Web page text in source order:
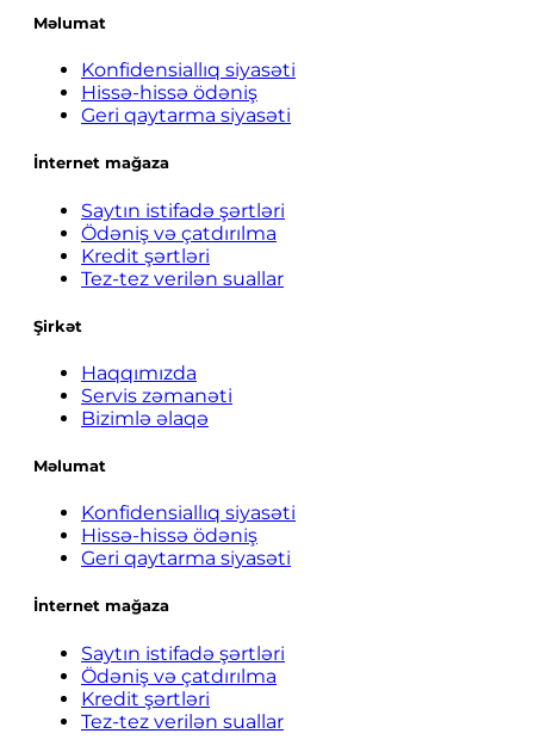
Məlumat
Konfidensiallıq siyasəti
Hissə-hissə ödəniş
Geri qaytarma siyasəti
İnternet mağaza
Saytın istifadə şərtləri
Ödəniş və çatdırılma
Kredit şərtləri
Tez-tez verilən suallar
Şirkət
Haqqımızda
Servis zəmanəti
Bizimlə əlaqə
Məlumat
Konfidensiallıq siyasəti
Hissə-hissə ödəniş
Geri qaytarma siyasəti
İnternet mağaza
Saytın istifadə şərtləri
Ödəniş və çatdırılma
Kredit şərtləri
Tez-tez verilən suallar